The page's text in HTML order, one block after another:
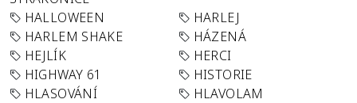
HALLOWEEN
HARLEJ
HARLEM SHAKE
HÁZENÁ
HEJLÍK
HERCI
HIGHWAY 61
HISTORIE
HLASOVÁNÍ
HLAVOLAM